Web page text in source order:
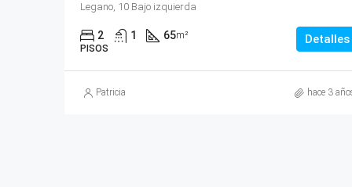
Legano, 10 Bajo izquierda
2 1 65m²
PISOS
Detalles
Patricia hace 3